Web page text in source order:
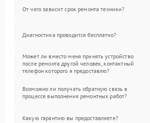
От чего зависит срок ремонта техники?
Диагностика проводится бесплатно?
Может ли вместо меня принять устройство
после ремонта другой человек, контактный
телефон которого я предоставлю?
Возможно ли получать обратную связь в
процессе выполнения ремонтных работ?
Какую гарантию вы предоставляете?